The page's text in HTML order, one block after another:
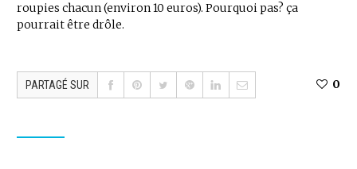
roupies chacun (environ 10 euros). Pourquoi pas? ça
pourrait être drôle.
PARTAGÉ SUR 0